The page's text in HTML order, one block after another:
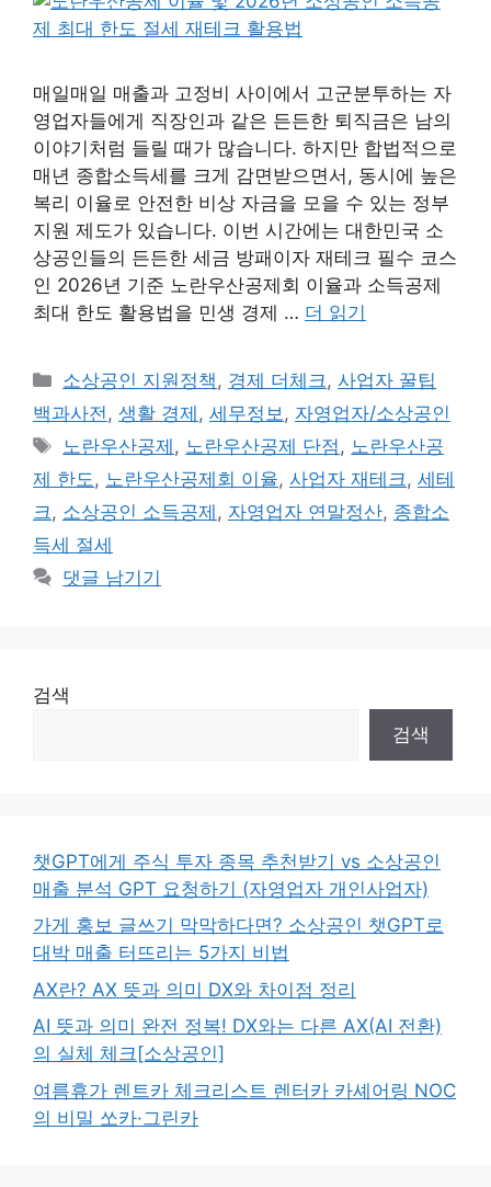
매일매일 매출과 고정비 사이에서 고군분투하는 자
영업자들에게 직장인과 같은 든든한 퇴직금은 남의
이야기처럼 들릴 때가 많습니다. 하지만 합법적으로
매년 종합소득세를 크게 감면받으면서, 동시에 높은
복리 이율로 안전한 비상 자금을 모을 수 있는 정부
지원 제도가 있습니다. 이번 시간에는 대한민국 소
상공인들의 든든한 세금 방패이자 재테크 필수 코스
인 2026년 기준 노란우산공제회 이율과 소득공제
최대 한도 활용법을 민생 경제 … 더 읽기
카
테
고
리
소상공인 지원정책 , 경제 더체크 ,사업자 꿀팁
백과사전 , 생활 경제 , 세무정보 , 자영업자/소상공인
태
그
노란우산공제 , 노란우산공제 단점 , 노란우산공
제 한도 , 노란우산공제회 이율, 사업자 재테크 , 세테
크 , 소상공인 소득공제 , 자영업자 연말정산, 종합소
득세 절세
댓글 남기기
검색
검색
챗GPT에게 주식 투자 종목 추천받기 vs 소상공인
매출 분석 GPT 요청하기 (자영업자 개인사업자)
가게 홍보 글쓰기 막막하다면? 소상공인 챗GPT로
대박 매출 터뜨리는 5가지 비법
AX란? AX 뜻과 의미 DX와 차이점 정리
AI 뜻과 의미 완전 정복! DX와는 다른 AX(AI 전환)
의 실체 체크[소상공인]
여름휴가 렌트카 체크리스트 렌터카 카셰어링 NOC
의 비밀 쏘카·그린카